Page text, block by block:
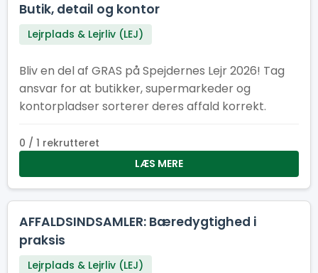
Butik, detail og kontor
Lejrplads & Lejrliv (LEJ)
Bliv en del af GRAS på Spejdernes Lejr 2026! Tag
ansvar for at butikker, supermarkeder og
kontorpladser sorterer deres affald korrekt.
0 / 1 rekrutteret
LÆS MERE
AFFALDSINDSAMLER: Bæredygtighed i
praksis
Lejrplads & Lejrliv (LEJ)